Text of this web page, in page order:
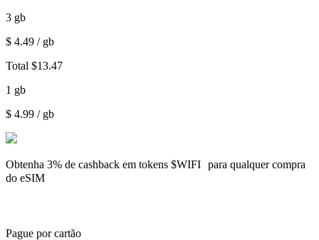
3 gb
$ 4.49 / gb
Total $13.47
1 gb
$ 4.99 / gb
Obtenha 3% de cashback em tokens $WIFI para qualquer compra
do eSIM
Pague por cartão